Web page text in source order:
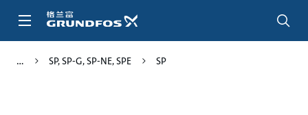
SP, SP-G, SP-NE, SPE SP